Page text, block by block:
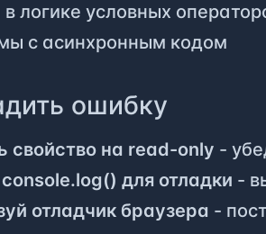
логике условных
с асинхронным кодом
ошибку
свойство на read-only -
для отладки -
отладчик браузера -